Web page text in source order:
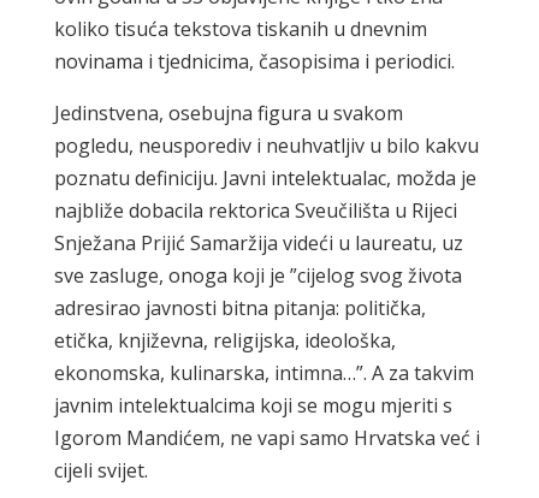
koliko tisuća tekstova tiskanih u dnevnim
novinama i tjednicima, časopisima i periodici.
Jedinstvena, osebujna figura u svakom
pogledu, neusporediv i neuhvatljiv u bilo kakvu
poznatu definiciju. Javni intelektualac, možda je
najbliže dobacila rektorica Sveučilišta u Rijeci
Snježana Prijić Samaržija videći u laureatu, uz
sve zasluge, onoga koji je ”cijelog svog života
adresirao javnosti bitna pitanja: politička,
etička, književna, religijska, ideološka,
ekonomska, kulinarska, intimna…”. A za takvim
javnim intelektualcima koji se mogu mjeriti s
Igorom Mandićem, ne vapi samo Hrvatska već i
cijeli svijet.